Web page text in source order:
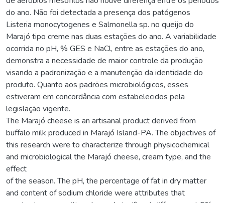
do ano. Não foi detectada a presença dos patógenos
Listeria monocytogenes e Salmonella sp. no queijo do
Marajó tipo creme nas duas estações do ano. A variabilidade
ocorrida no pH, % GES e NaCl, entre as estações do ano,
demonstra a necessidade de maior controle da produção
visando a padronização e a manutenção da identidade do
produto. Quanto aos padrões microbiológicos, esses
estiveram em concordância com estabelecidos pela
legislação vigente.
The Marajó cheese is an artisanal product derived from
buffalo milk produced in Marajó Island-PA. The objectives of
this research were to characterize through physicochemical
and microbiological the Marajó cheese, cream type, and the
effect
of the season. The pH, the percentage of fat in dry matter
and content of sodium chloride were attributes that